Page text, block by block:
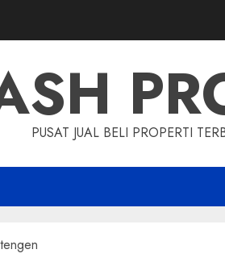
PUSAT JUAL BELI PROPERTI